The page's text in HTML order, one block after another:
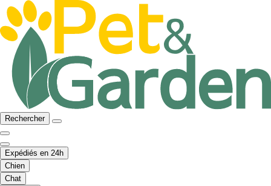
Rechercher
Expédiés en 24h
Chien
Chat